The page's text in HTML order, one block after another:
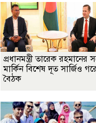
প্রধানমন্ত্রী তারেক রহমানের
মার্কিন বিশেষ দূত সার্জিও
বৈঠক